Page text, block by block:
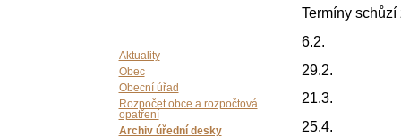
Aktuality
Obec
Obecní úřad
Rozpočet obce a rozpočtová
opatření
Archiv úřední desky
Termíny
6.2.
29.2.
21.3.
25.4.